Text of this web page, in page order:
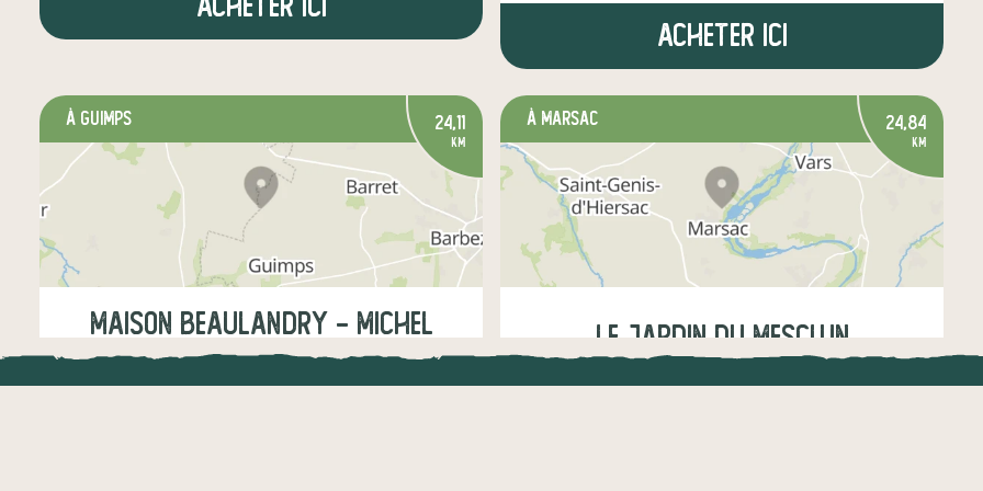
Acheter ici
à GUIMPS 24,11
km
Maison Beaulandry - Michel
BUREAU
à Marsac 24,84
km
LE jARDIN DU MESCLUN